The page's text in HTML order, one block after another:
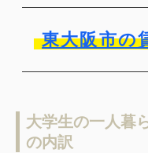
東大阪市の
大学生の一人暮
の内訳